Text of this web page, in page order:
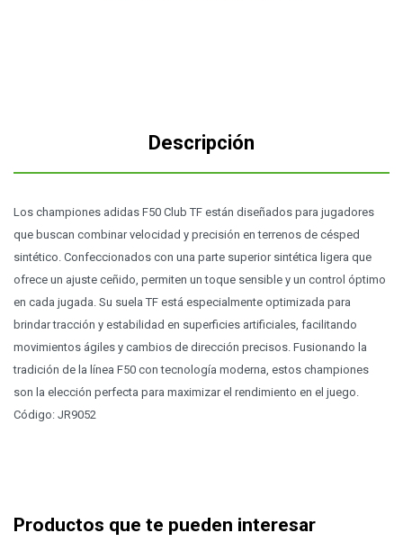
Descripción
Los championes adidas F50 Club TF están diseñados para jugadores
que buscan combinar velocidad y precisión en terrenos de césped
sintético. Confeccionados con una parte superior sintética ligera que
ofrece un ajuste ceñido, permiten un toque sensible y un control óptimo
en cada jugada. Su suela TF está especialmente optimizada para
brindar tracción y estabilidad en superficies artificiales, facilitando
movimientos ágiles y cambios de dirección precisos. Fusionando la
tradición de la línea F50 con tecnología moderna, estos championes
son la elección perfecta para maximizar el rendimiento en el juego.
Código: JR9052
Productos que te pueden interesar